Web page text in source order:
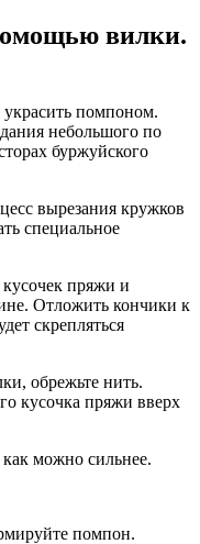
вилки.
помпоном.
небольшого по
буржуйского
вырезания кружков
специальное
пряжи и
Отложить кончики к
скрепляться
обрежьте нить.
кусочка пряжи вверх
можно сильнее.
помпон.